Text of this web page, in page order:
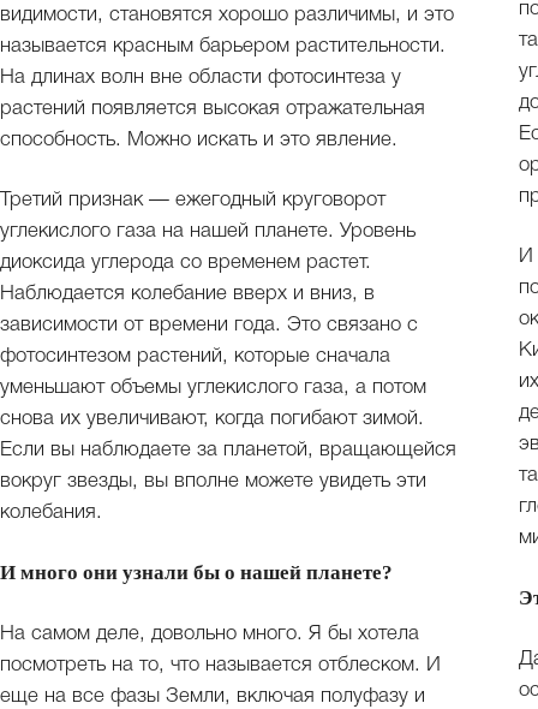
видимости, становятся хорошо различимы, и это
называется красным барьером растительности.
На длинах волн вне области фотосинтеза у
растений появляется высокая отражательная
способность. Можно искать и это явление.
Третий признак — ежегодный круговорот
углекислого газа на нашей планете. Уровень
диоксида углерода со временем растет.
Наблюдается колебание вверх и вниз, в
зависимости от времени года. Это связано с
фотосинтезом растений, которые сначала
уменьшают объемы углекислого газа, а потом
снова их увеличивают, когда погибают зимой.
Если вы наблюдаете за планетой, вращающейся
вокруг звезды, вы вполне можете увидеть эти
колебания.
И много они узнали бы о нашей планете?
На самом деле, довольно много. Я бы хотела
посмотреть на то, что называется отблеском. И
еще на все фазы Земли, включая полуфазу и
И